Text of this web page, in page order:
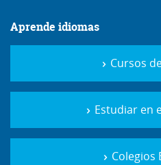
Aprende idiomas
Cursos
Estudiar en
Colegios